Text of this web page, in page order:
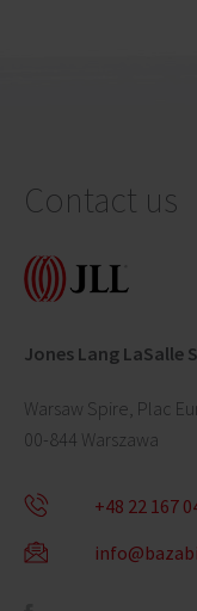
Contact us
Jones Lang LaSalle
Warsaw Spire, Plac
00-844 Warszawa
+48 22 167